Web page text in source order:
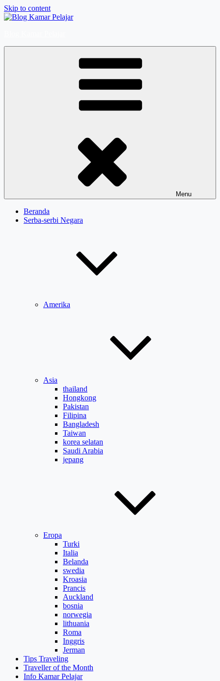
Skip to content
Menu
Beranda
Serba-serbi Negara
Amerika
Asia
thailand
Hongkong
Pakistan
Filipina
Bangladesh
Taiwan
korea selatan
Saudi Arabia
jepang
Eropa
Turki
Italia
Belanda
swedia
Kroasia
Prancis
Auckland
bosnia
norwegia
lithuania
Roma
Inggris
Jerman
Tips Traveling
Traveller of the Month
Info Kamar Pelajar